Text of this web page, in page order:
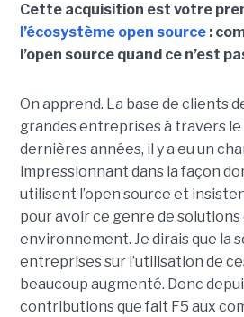
Cette acquisition est votre
l’écosystème open source:
l’open source quand ce n’est
On apprend. La base de clients
grandes entreprises à travers le
dernières années, il y a eu un
impressionnant dans la façon
utilisent l’open source et
pour avoir ce genre de solutions
environnement. Je dirais que la
entreprises sur l’utilisation de
beaucoup augmenté. Donc
contributions que fait F5 aux